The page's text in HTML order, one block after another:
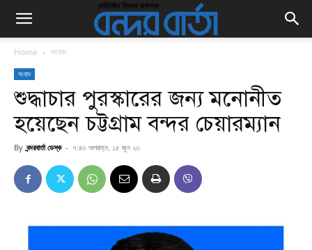
Home সংবাদ
সংবাদ
শুদ্ধাচার পুরস্কারের জন্য মনোনীত
হয়েছেন চট্টগ্রাম বন্দর চেয়ারম্যান
By বন্দরবার্তা ডেস্ক - ৭:৪৩ অপরাহ্ন, ১৫ জুন ২৩